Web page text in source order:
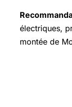
électriques,
montée de